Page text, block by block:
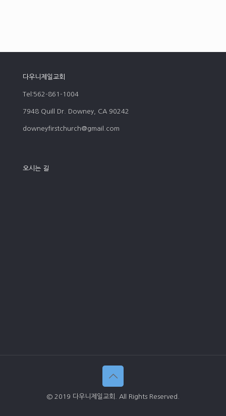
다우니제일교회
Tel:562-861-1004
7948 Quill Dr. Downey, CA 90242
downeyfirstchurch@gmail.com
오시는 길
© 2019 다우니제일교회. All Rights Reserved.